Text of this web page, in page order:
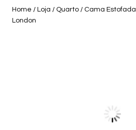
Home / Loja / Quarto / Cama Estofada
London